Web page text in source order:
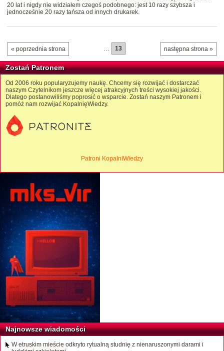
20 lat i nigdy nie widziałem czegoś podobnego: jest 10 razy szybsza i
jednocześnie 20 razy tańsza od innych drukarek.
« poprzednia strona następna strona »
… 13
Zostań Patronem
Od 2006 roku popularyzujemy naukę. Chcemy się rozwijać i dostarczać
naszym Czytelnikom jeszcze więcej atrakcyjnych treści wysokiej jakości.
Dlatego postanowiliśmy poprosić o wsparcie. Zostań naszym Patronem i
pomóż nam rozwijać KopalnięWiedzy.
Patroni KopalniWiedzy
Najnowsze wiadomości
W etruskim mieście odkryto rytualną studnię z nienaruszonymi darami i